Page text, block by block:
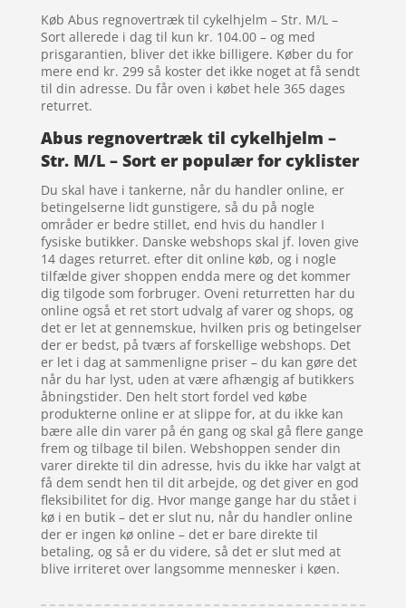
Køb Abus regnovertræk til cykelhjelm – Str. M/L –
Sort allerede i dag til kun kr. 104.00 – og med
prisgarantien, bliver det ikke billigere. Køber du for
mere end kr. 299 så koster det ikke noget at få sendt
til din adresse. Du får oven i købet hele 365 dages
returret.
Abus regnovertræk til cykelhjelm –
Str. M/L – Sort er populær for cyklister
Du skal have i tankerne, når du handler online, er
betingelserne lidt gunstigere, så du på nogle
områder er bedre stillet, end hvis du handler I
fysiske butikker. Danske webshops skal jf. loven give
14 dages returret. efter dit online køb, og i nogle
tilfælde giver shoppen endda mere og det kommer
dig tilgode som forbruger. Oveni returretten har du
online også et ret stort udvalg af varer og shops, og
det er let at gennemskue, hvilken pris og betingelser
der er bedst, på tværs af forskellige webshops. Det
er let i dag at sammenligne priser – du kan gøre det
når du har lyst, uden at være afhængig af butikkers
åbningstider. Den helt stort fordel ved købe
produkterne online er at slippe for, at du ikke kan
bære alle din varer på én gang og skal gå flere gange
frem og tilbage til bilen. Webshoppen sender din
varer direkte til din adresse, hvis du ikke har valgt at
få dem sendt hen til dit arbejde, og det giver en god
fleksibilitet for dig. Hvor mange gange har du stået i
kø i en butik – det er slut nu, når du handler online
der er ingen kø online – det er bare direkte til
betaling, og så er du videre, så det er slut med at
blive irriteret over langsomme mennesker i køen.